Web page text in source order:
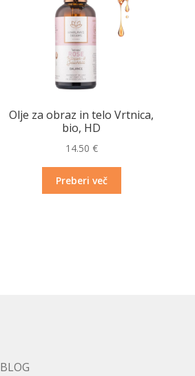
Olje za obraz in telo Vrtnica,
bio, HD
14.50 €
Preberi več
BLOG